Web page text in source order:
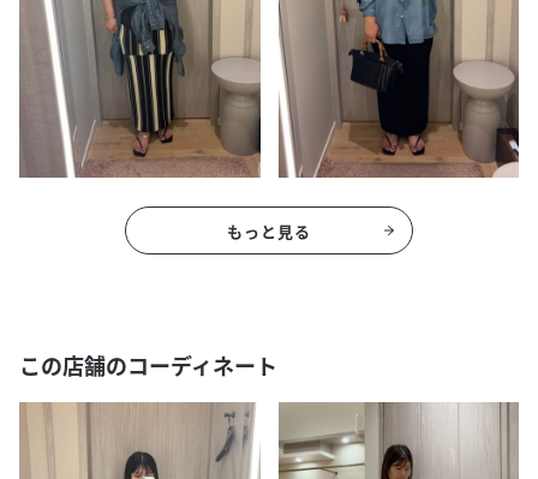
もっと見る
この店舗のコーディネート